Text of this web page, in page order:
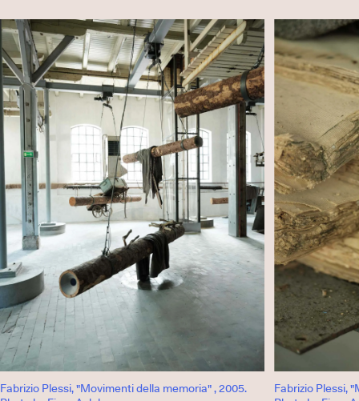
Fabrizio Plessi, "Movimenti della memoria" , 2005.
Fabrizio Plessi,